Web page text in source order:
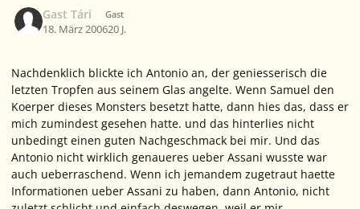
Gast Tári Gast
18. März 200620 J.
Nachdenklich blickte ich Antonio an, der geniesserisch die
letzten Tropfen aus seinem Glas angelte. Wenn Samuel den
Koerper dieses Monsters besetzt hatte, dann hies das, dass er
mich zumindest gesehen hatte. und das hinterlies nicht
unbedingt einen guten Nachgeschmack bei mir. Und das
Antonio nicht wirklich genaueres ueber Assani wusste war
auch ueberraschend. Wenn ich jemandem zugetraut haette
Informationen ueber Assani zu haben, dann Antonio, nicht